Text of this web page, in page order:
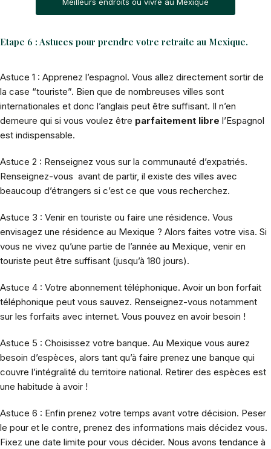
Etape 6 : Astuces pour prendre votre retraite au Mexique.
Astuce 1 : Apprenez l’espagnol. Vous allez directement sortir de
la case “touriste”. Bien que de nombreuses villes sont
internationales et donc l’anglais peut être suffisant. Il n’en
demeure qui si vous voulez être parfaitement libre l’Espagnol
est indispensable.
Astuce 2 : Renseignez vous sur la communauté d’expatriés.
Renseignez-vous avant de partir, il existe des villes avec
beaucoup d’étrangers si c’est ce que vous recherchez.
Astuce 3 : Venir en touriste ou faire une résidence. Vous
envisagez une résidence au Mexique ? Alors faites votre visa. Si
vous ne vivez qu’une partie de l’année au Mexique, venir en
touriste peut être suffisant (jusqu’à 180 jours).
Astuce 4 : Votre abonnement téléphonique. Avoir un bon forfait
téléphonique peut vous sauvez. Renseignez-vous notamment
sur les forfaits avec internet. Vous pouvez en avoir besoin !
Astuce 5 : Choisissez votre banque. Au Mexique vous aurez
besoin d’espèces, alors tant qu’à faire prenez une banque qui
couvre l’intégralité du territoire national. Retirer des espèces est
une habitude à avoir !
Astuce 6 : Enfin prenez votre temps avant votre décision. Peser
le pour et le contre, prenez des informations mais décidez vous.
Fixez une date limite pour vous décider. Nous avons tendance à